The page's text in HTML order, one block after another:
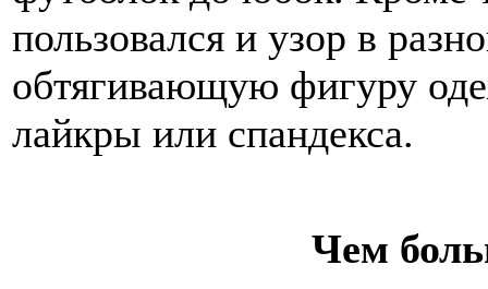
пользовался и узор в
обтягивающую фигуру
лайкры или спандекса.
Чем